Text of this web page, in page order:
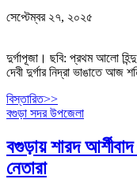
সেপ্টেম্বর ২৭, ২০২৫
দুর্গাপূজা। ছবি: প্রথম আলো হিন্দু
দেবী দুর্গার নিদ্রা ভাঙাতে আজ
বিস্তারিত>>
বগুড়া সদর উপজেলা
বগুড়ায় শারদ আর্শীবাদ
নেতারা